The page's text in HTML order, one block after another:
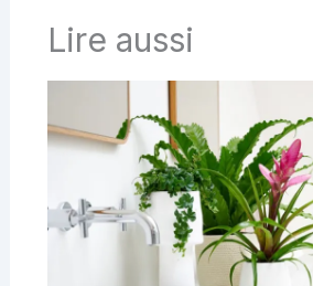
Lire aussi